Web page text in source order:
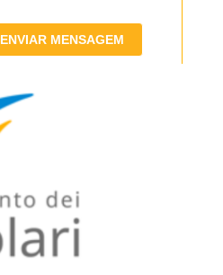
ENVIAR MENSAGEM